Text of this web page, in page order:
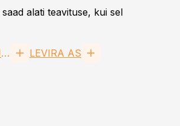
alati teavituse, kui sel
TARBIJAKAITSE JA TEHNILISE JÄRELEVALVE AMET LEVIRA AS